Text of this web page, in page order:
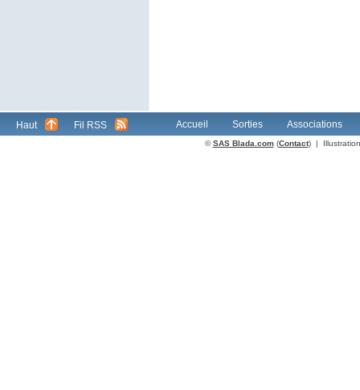
Haut Fil RSS Accueil Sorties Associations
©SAS Blada.com(Contact) |